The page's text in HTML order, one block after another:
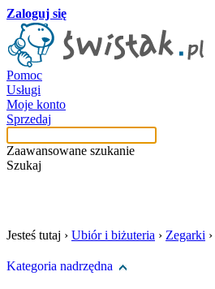
Zaloguj się
Pomoc
Usługi
Moje konto
Sprzedaj
Zaawansowane szukanie
Szukaj
Jesteś tutaj › Ubiór i biżuteria › Zegarki ›
Kategoria nadrzędna